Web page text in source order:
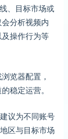
、目标市场或
分析视频内
操作行为等
览器配置，
稳定运营。
建议为不同账号
区与目标市场